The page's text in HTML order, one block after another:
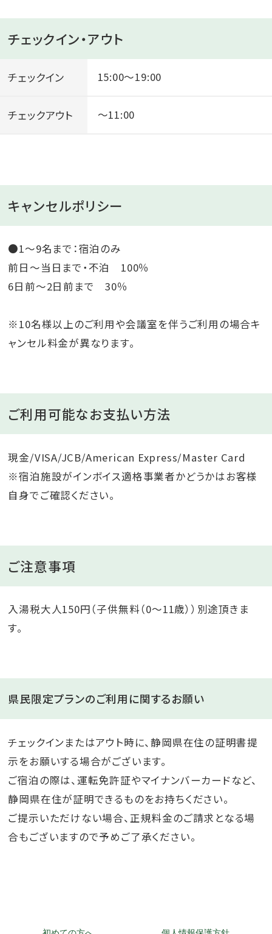
チェックイン・アウト
チェックイン 15:00～19:00
チェックアウト ～11:00
キャンセルポリシー
●1～9名まで：宿泊のみ
前日～当日まで・不泊 100％
6日前～2日前まで 30％
※10名様以上のご利用や会議室を伴うご利用の場合キ
ャンセル料金が異なります。
ご利用可能なお支払い方法
現金/VISA/JCB/American Express/Master Card
※宿泊施設がインボイス適格事業者かどうかはお客様
自身でご確認ください。
ご注意事項
入湯税大人150円（子供無料（0～11歳））別途頂きま
す。
県民限定プランのご利用に関するお願い
チェックインまたはアウト時に、静岡県在住の証明書提
示をお願いする場合がございます。
ご宿泊の際は、運転免許証やマイナンバーカードなど、
静岡県在住が証明できるものをお持ちください。
ご提示いただけない場合、正規料金のご請求となる場
合もございますので予めご了承ください。